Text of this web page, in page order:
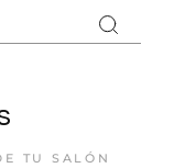
TU SALÓN